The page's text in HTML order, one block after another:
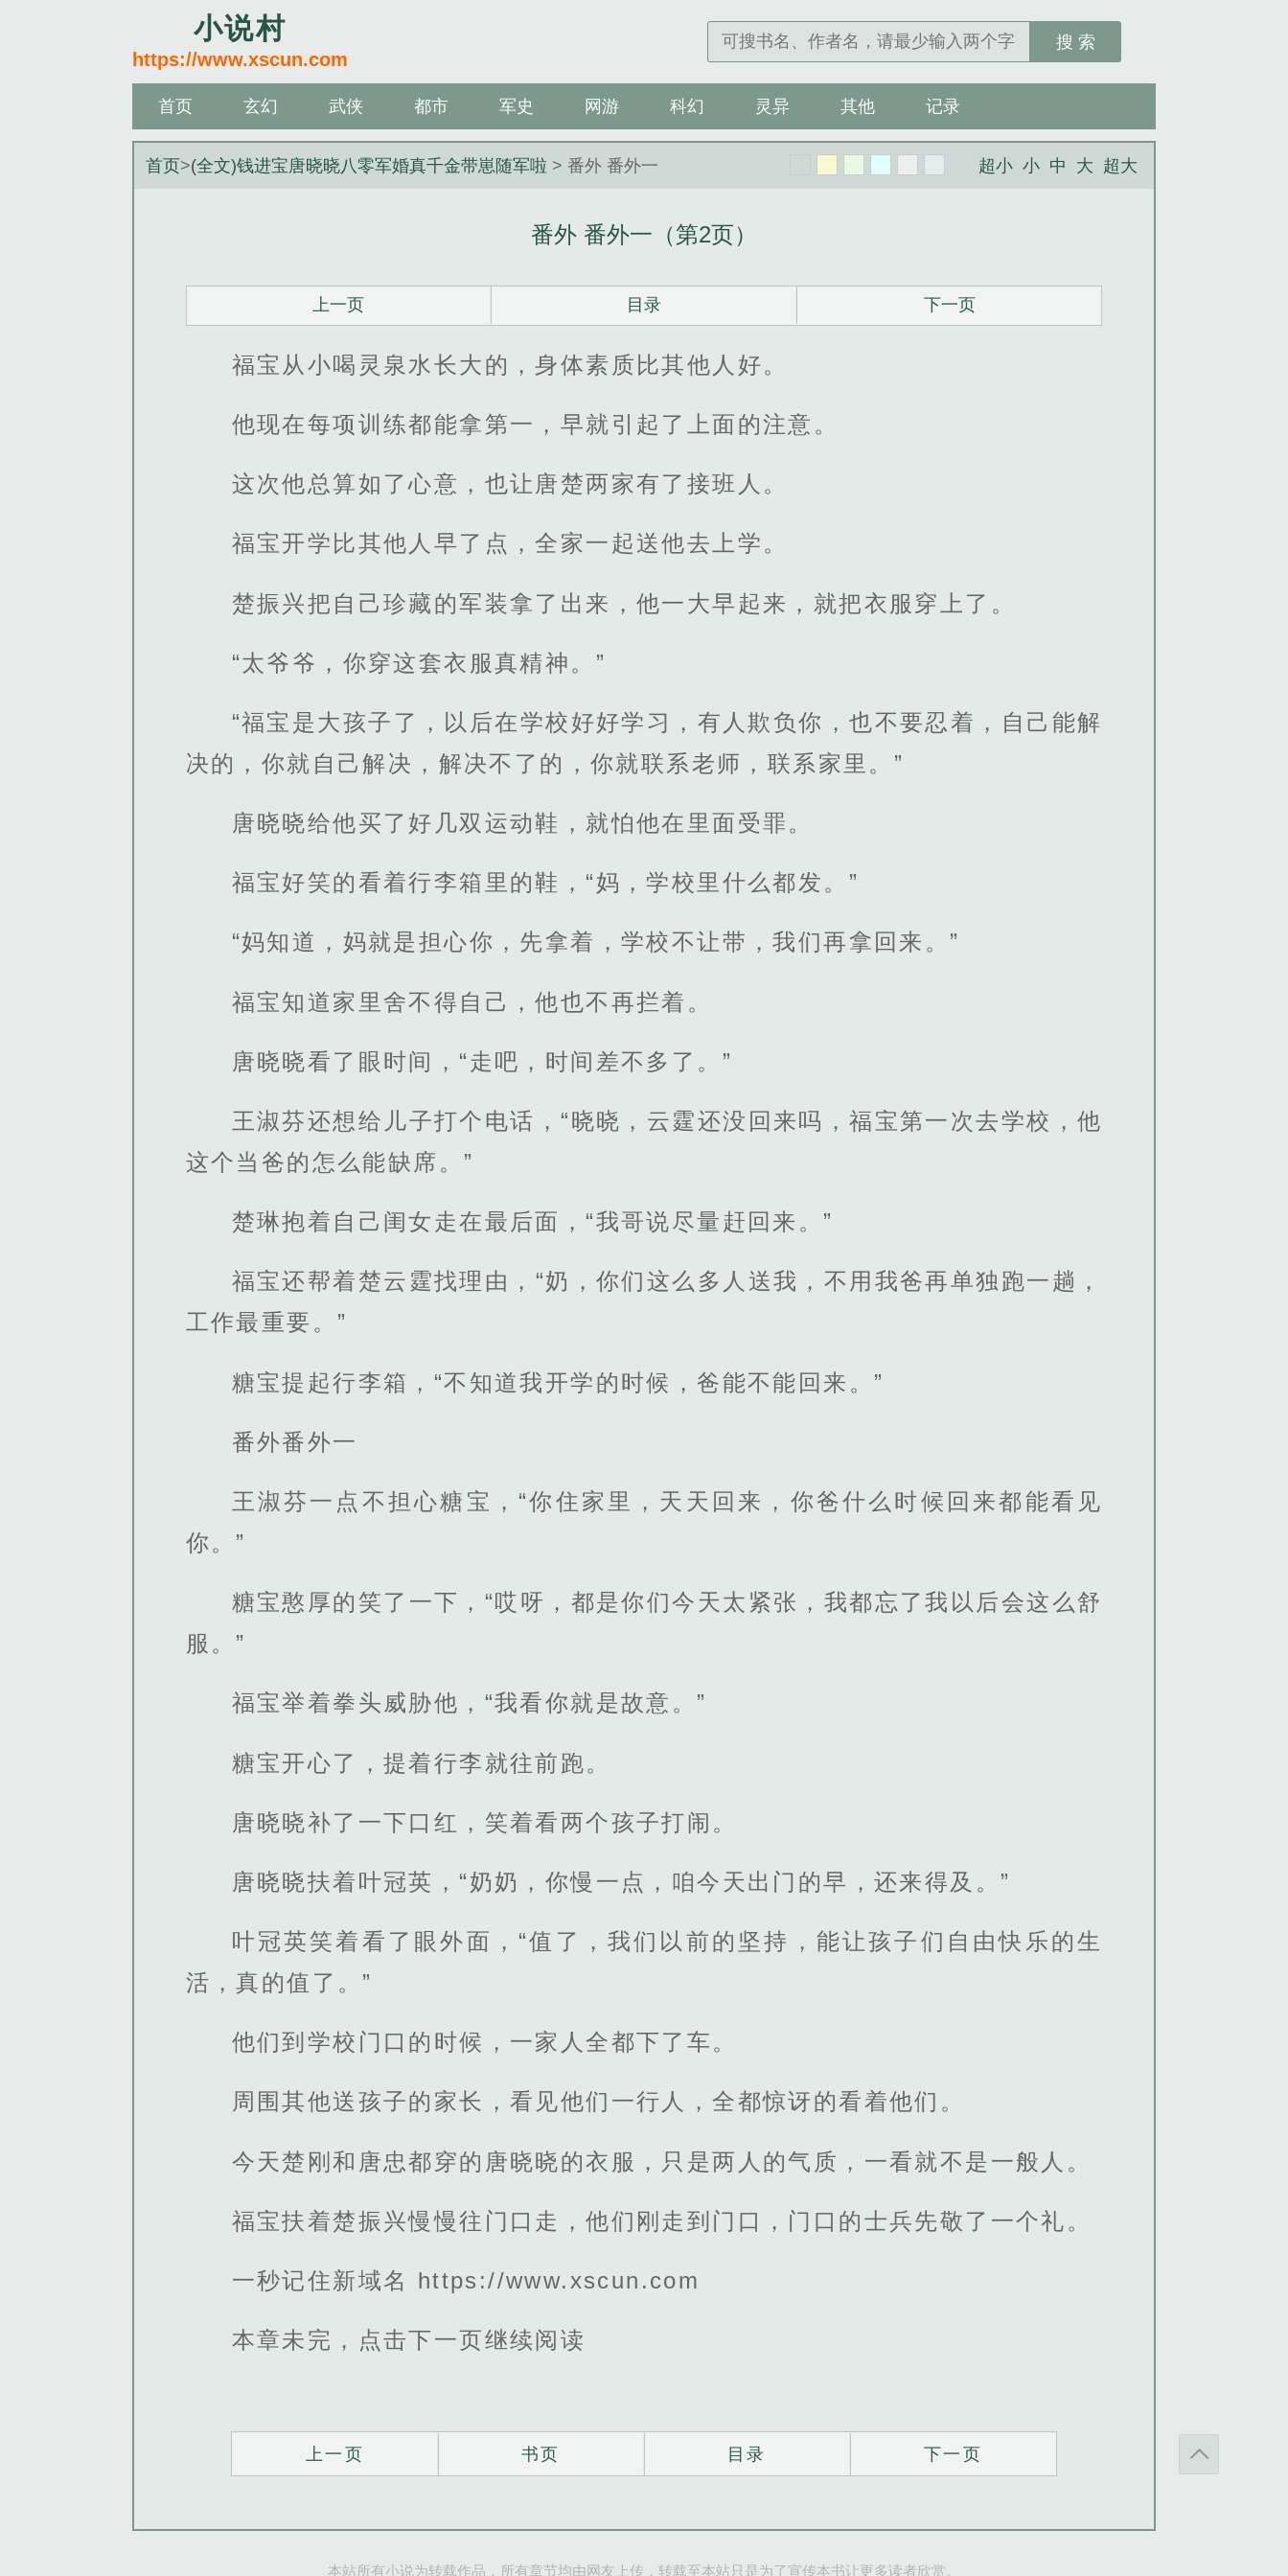
小说村
https://www.xscun.com
搜 索
首页 玄幻 武侠 都市 军史 网游 科幻 灵异 其他 记录
首页>(全文)钱进宝唐晓晓八零军婚真千金带崽随军啦 > 番外 番外一 超小 小 中 大 超大
番外 番外一（第2页）
上一页 目录 下一页
福宝从小喝灵泉水长大的，身体素质比其他人好。
他现在每项训练都能拿第一，早就引起了上面的注意。
这次他总算如了心意，也让唐楚两家有了接班人。
福宝开学比其他人早了点，全家一起送他去上学。
楚振兴把自己珍藏的军装拿了出来，他一大早起来，就把衣服穿上了。
“太爷爷，你穿这套衣服真精神。”
“福宝是大孩子了，以后在学校好好学习，有人欺负你，也不要忍着，自己能解
决的，你就自己解决，解决不了的，你就联系老师，联系家里。”
唐晓晓给他买了好几双运动鞋，就怕他在里面受罪。
福宝好笑的看着行李箱里的鞋，“妈，学校里什么都发。”
“妈知道，妈就是担心你，先拿着，学校不让带，我们再拿回来。”
福宝知道家里舍不得自己，他也不再拦着。
唐晓晓看了眼时间，“走吧，时间差不多了。”
王淑芬还想给儿子打个电话，“晓晓，云霆还没回来吗，福宝第一次去学校，他
这个当爸的怎么能缺席。”
楚琳抱着自己闺女走在最后面，“我哥说尽量赶回来。”
福宝还帮着楚云霆找理由，“奶，你们这么多人送我，不用我爸再单独跑一趟，
工作最重要。”
糖宝提起行李箱，“不知道我开学的时候，爸能不能回来。”
番外番外一
王淑芬一点不担心糖宝，“你住家里，天天回来，你爸什么时候回来都能看见
你。”
糖宝憨厚的笑了一下，“哎呀，都是你们今天太紧张，我都忘了我以后会这么舒
服。”
福宝举着拳头威胁他，“我看你就是故意。”
糖宝开心了，提着行李就往前跑。
唐晓晓补了一下口红，笑着看两个孩子打闹。
唐晓晓扶着叶冠英，“奶奶，你慢一点，咱今天出门的早，还来得及。”
叶冠英笑着看了眼外面，“值了，我们以前的坚持，能让孩子们自由快乐的生
活，真的值了。”
他们到学校门口的时候，一家人全都下了车。
周围其他送孩子的家长，看见他们一行人，全都惊讶的看着他们。
今天楚刚和唐忠都穿的唐晓晓的衣服，只是两人的气质，一看就不是一般人。
福宝扶着楚振兴慢慢往门口走，他们刚走到门口，门口的士兵先敬了一个礼。
一秒记住新域名 https://www.xscun.com
本章未完，点击下一页继续阅读
上一页 书页 目录 下一页
本站所有小说为转载作品，所有章节均由网友上传，转载至本站只是为了宣传本书让更多读者欣赏。